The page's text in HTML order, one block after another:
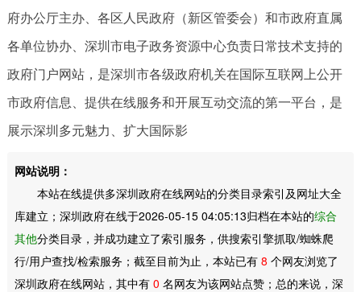
府办公厅主办、各区人民政府（新区管委会）和市政府直属
各单位协办、深圳市电子政务资源中心负责日常技术支持的
政府门户网站，是深圳市各级政府机关在国际互联网上公开
市政府信息、提供在线服务和开展互动交流的第一平台，是
展示深圳多元魅力、扩大国际影
网站说明：
本站在线提供多深圳政府在线网站的分类目录索引及网址大全
库建立；深圳政府在线于2026-05-15 04:05:13归档在本站的综合
其他分类目录，并成功建立了索引服务，供搜索引擎抓取/蜘蛛爬
行/用户查找/检索服务；截至目前为止，本站已有 8 个网友浏览了
深圳政府在线网站，其中有 0 名网友为该网站点赞；总的来说，深